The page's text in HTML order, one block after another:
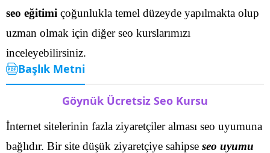
seo eğitimi çoğunlukla temel düzeyde yapılmakta olup
uzman olmak için diğer seo kurslarımızı
inceleyebilirsiniz.
Başlık Metni
Göynük Ücretsiz Seo Kursu
İnternet sitelerinin fazla ziyaretçiler alması seo uyumuna
bağlıdır. Bir site düşük ziyaretçiye sahipse seo uyumu